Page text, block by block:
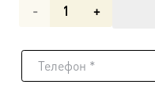
Количество
Икона